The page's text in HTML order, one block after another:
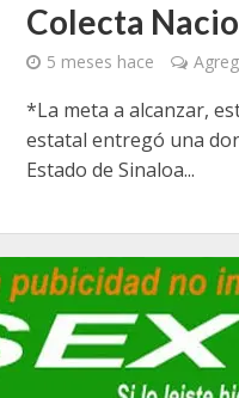
Colecta
5 meses hace
*La meta a alcanzar,
estatal entregó una
Estado de Sinaloa...